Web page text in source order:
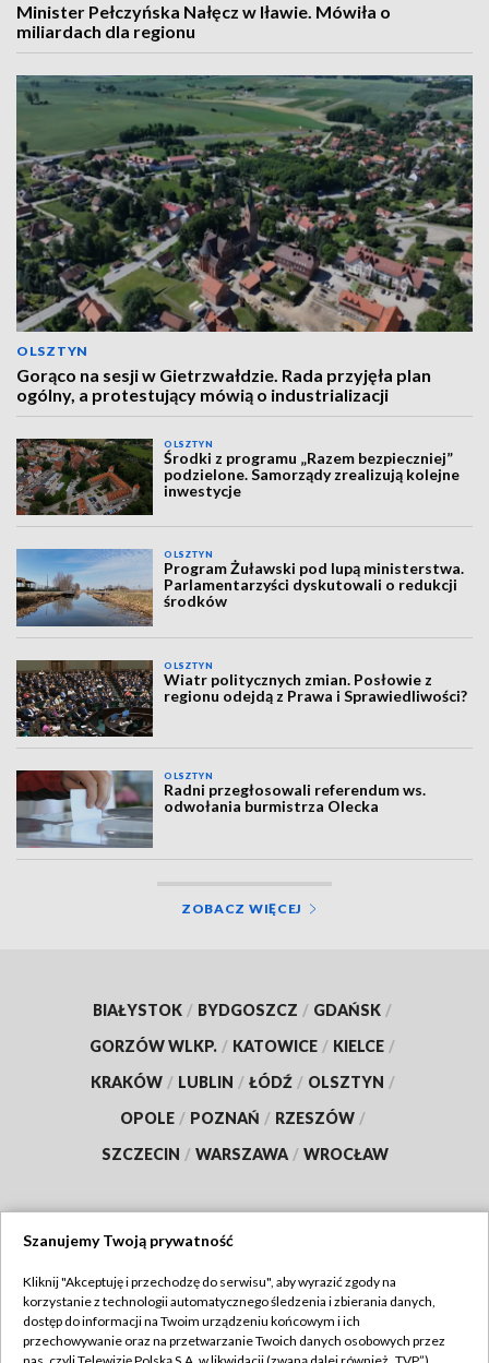
Minister Pełczyńska Nałęcz w Iławie. Mówiła o
miliardach dla regionu
OLSZTYN
Gorąco na sesji w Gietrzwałdzie. Rada przyjęła plan
ogólny, a protestujący mówią o industrializacji
OLSZTYN
Środki z programu „Razem bezpieczniej”
podzielone. Samorządy zrealizują kolejne
inwestycje
OLSZTYN
Program Żuławski pod lupą ministerstwa.
Parlamentarzyści dyskutowali o redukcji
środków
OLSZTYN
Wiatr politycznych zmian. Posłowie z
regionu odejdą z Prawa i Sprawiedliwości?
OLSZTYN
Radni przegłosowali referendum ws.
odwołania burmistrza Olecka
ZOBACZ WIĘCEJ
BIAŁYSTOK / BYDGOSZCZ / GDAŃSK /
GORZÓW WLKP. / KATOWICE / KIELCE /
KRAKÓW / LUBLIN / ŁÓDŹ / OLSZTYN /
OPOLE / POZNAŃ / RZESZÓW /
SZCZECIN / WARSZAWA / WROCŁAW
TVP
Abonament TVP
Regulamin TVP
Szanujemy Twoją prywatność
Kliknij "Akceptuję i przechodzę do serwisu", aby wyrazić zgody na
korzystanie z technologii automatycznego śledzenia i zbierania danych,
dostęp do informacji na Twoim urządzeniu końcowym i ich
przechowywanie oraz na przetwarzanie Twoich danych osobowych przez